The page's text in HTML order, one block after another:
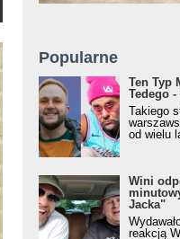
Popularne
Ten Typ
Tedego
Takiego
od wielu
Wini
Jacka"
reakcją